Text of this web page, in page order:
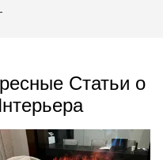
Статьи о